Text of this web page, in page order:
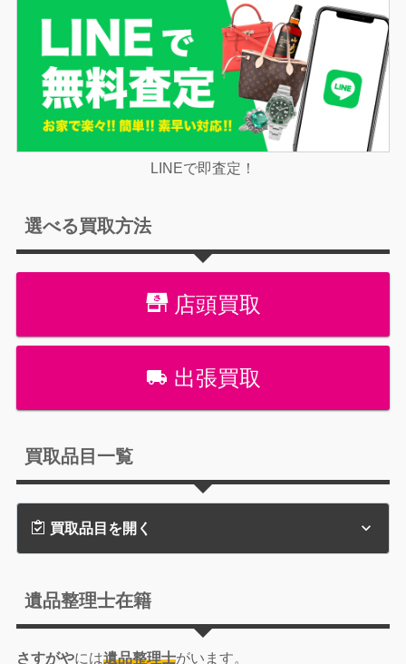
LINEで即査定！
選べる買取方法
店頭買取
出張買取
買取品目一覧
買取品目を開く
遺品整理士在籍
さすがやには遺品整理士がいます。